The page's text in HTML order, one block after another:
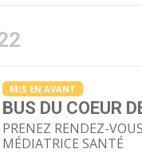
MIS EN AVANT
BUS DU COEUR
PRENEZ RENDEZ-
MÉDIATRICE SANTÉ